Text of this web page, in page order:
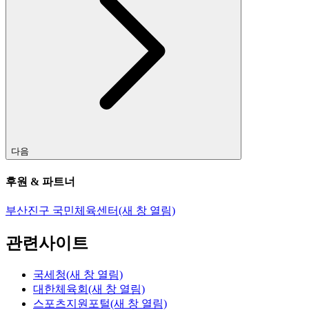
다음
후원 & 파트너
부산진구 국민체육센터(새 창 열림)
관련사이트
국세청(새 창 열림)
대한체육회 (새 창 열림)
스포츠지원포털(새 창 열림)